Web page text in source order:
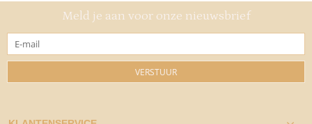
Meld je aan voor onze nieuwsbrief
VERSTUUR